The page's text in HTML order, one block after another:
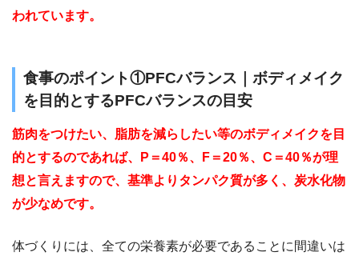
われています。
食事のポイント①PFCバランス｜ボディメイク
を目的とするPFCバランスの目安
筋肉をつけたい、脂肪を減らしたい等のボディメイクを目
的とするのであれば、P＝40％、F＝20％、C＝40％が理
想と言えますので、基準よりタンパク質が多く、炭水化物
が少なめです。
体づくりには、全ての栄養素が必要であることに間違いは